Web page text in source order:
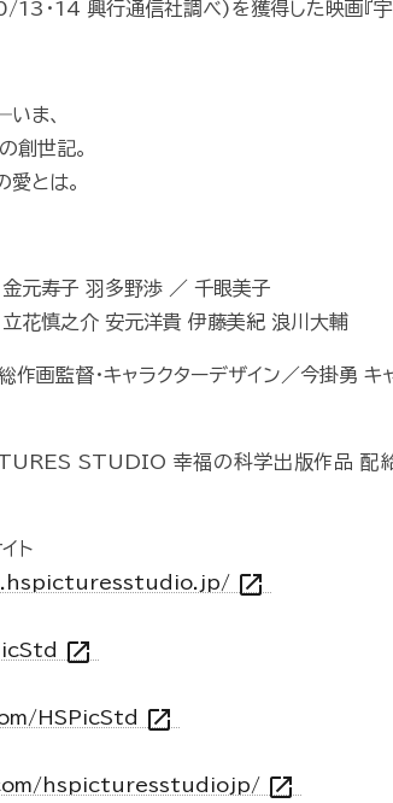
13・14 興行通信社調べ)を獲得した映画『
ま、
創世記。
愛とは。
元寿子 羽多野渉 ／ 千眼美子
花慎之介 安元洋貴 伊藤美紀 浪川大輔
画監督・キャラクターデザイン／今掛勇 キ
STUDIO 幸福の科学出版作品
ト
open_in_new
open_in_new
HSPicStd open_in_new
hspicturesstudiojp/ open_in_new